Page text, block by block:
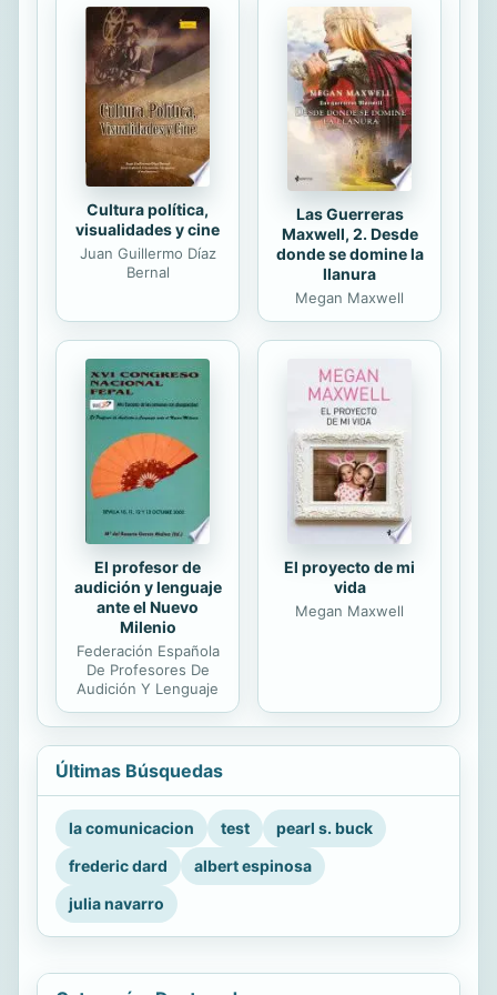
negro, perdido en medio de la ciudad
o en casa. Ningún servicio público
funciona, nadie para socorrerte…
PUBLISHER: TEKTIME
Cultura política,
visualidades y cine
Juan Guillermo Díaz
Bernal
Las Guerreras
Maxwell, 2. Desde
donde se domine la
llanura
Megan Maxwell
El profesor de
audición y lenguaje
ante el Nuevo
Milenio
Federación Española
De Profesores De
Audición Y Lenguaje
El proyecto de mi
vida
Megan Maxwell
Últimas Búsquedas
la comunicacion test
pearl s. buck
frederic dard
albert espinosa
julia navarro